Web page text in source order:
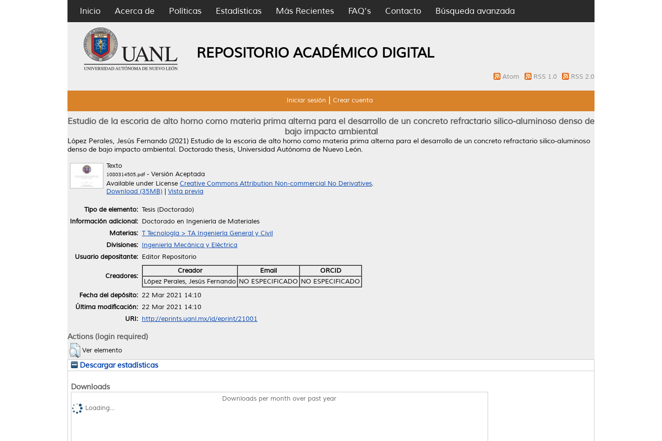
Inicio Acerca de Políticas Estadísticas Más Recientes FAQ's Contacto Búsqueda avanzada
REPOSITORIO ACADÉMICO DIGITAL
Atom RSS 1.0 RSS 2.0
Iniciar sesión Crear cuenta
Estudio de la escoria de alto horno como materia prima alterna para el desarrollo de un concreto refractario silico-aluminoso denso de
bajo impacto ambiental
López Perales, Jesús Fernando (2021) Estudio de la escoria de alto horno como materia prima alterna para el desarrollo de un concreto refractario silico-aluminoso
denso de bajo impacto ambiental. Doctorado thesis, Universidad Autónoma de Nuevo León.
Texto
1080314505.pdf- Versión Aceptada
Available under License Creative Commons Attribution Non-commercial No Derivatives.
Download (35MB)
Vista previa
Tipo de elemento: Tesis (Doctorado)
Información adicional: Doctorado en Ingeniería de Materiales
Materias: T Tecnología > TA Ingeniería General y Civil
Divisiones: Ingeniería Mecánica y Eléctrica
Usuario depositante: Editor Repositorio
Creadores:
Creador Email
ORCID
López Perales, Jesús Fernando NO ESPECIFICADO NO ESPECIFICADO
Fecha del depósito: 22 Mar 2021 14:10
Última modificación: 22 Mar 2021 14:10
URI: http://eprints.uanl.mx/id/eprint/21001
Actions (login required)
Ver elemento
Descargar estadísticas
Downloads
Downloads per month over past year
Loading...